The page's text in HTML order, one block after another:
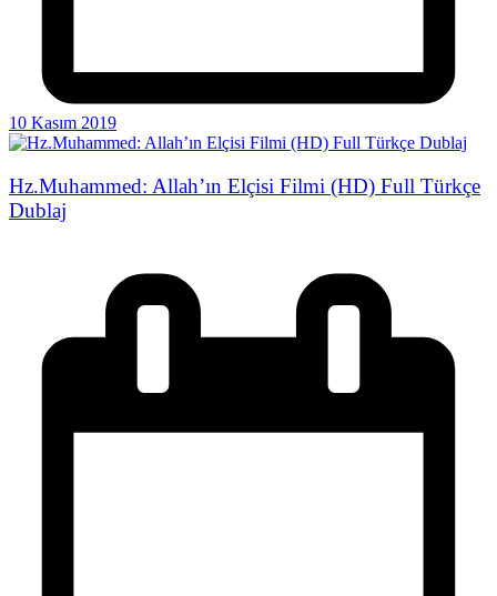
10 Kasım 2019
Hz.Muhammed: Allah’ın Elçisi Filmi (HD) Full Türkçe
Dublaj